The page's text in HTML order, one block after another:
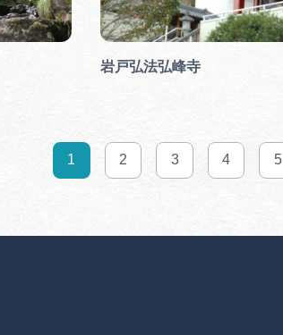
岩戸弘法弘峰寺
1 2 3 4 5